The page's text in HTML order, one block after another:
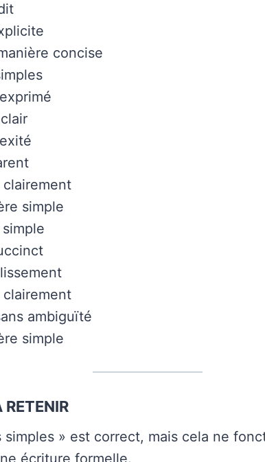
concise
simple
ambiguïté
simple
RETENIR
simples » est correct, mais cela ne